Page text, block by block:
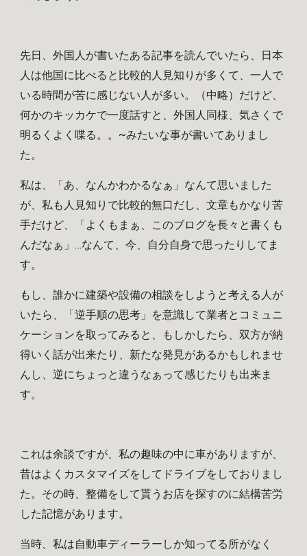
先日、外国人が書いたある記事を読んでいたら、日本
人は他国に比べると比較的人見知りが多くて、一人で
いる時間が苦に感じない人が多い。（中略）だけど、
何かのキッカケで一度話すと、外国人同様、気さくで
明るくよく喋る。。~みたいな事が書いてありまし
た。
私は、「あ、なんかわかるなぁ」なんて思いました
が、私も人見知りで比較的無口だし、文章もかなり苦
手だけど、「よくもまぁ、このブログを長々と書くも
んだなぁ」…なんて、今、自分自身で思ったりしてま
す。
もし、誰かに建築や設備の相談をしようと考える人が
いたら、「逆手順の思考」を意識して業者とコミュニ
ケーションを取ってみると、もしかしたら、双方が納
得いく話が出来たり、新たな発見があるかもしれませ
ん し、逆にちょっと違うなぁって感じたりも出来ま
す。
これは余談ですが、私の趣味の中に車がありますが、
昔はよくカスタマイズをしてドライブをしておりまし
た。その時、整備をして貰うお店を探すのに結構苦労
した記憶があります。
当時、私は自動車ディーラーしか知ってる所がなく